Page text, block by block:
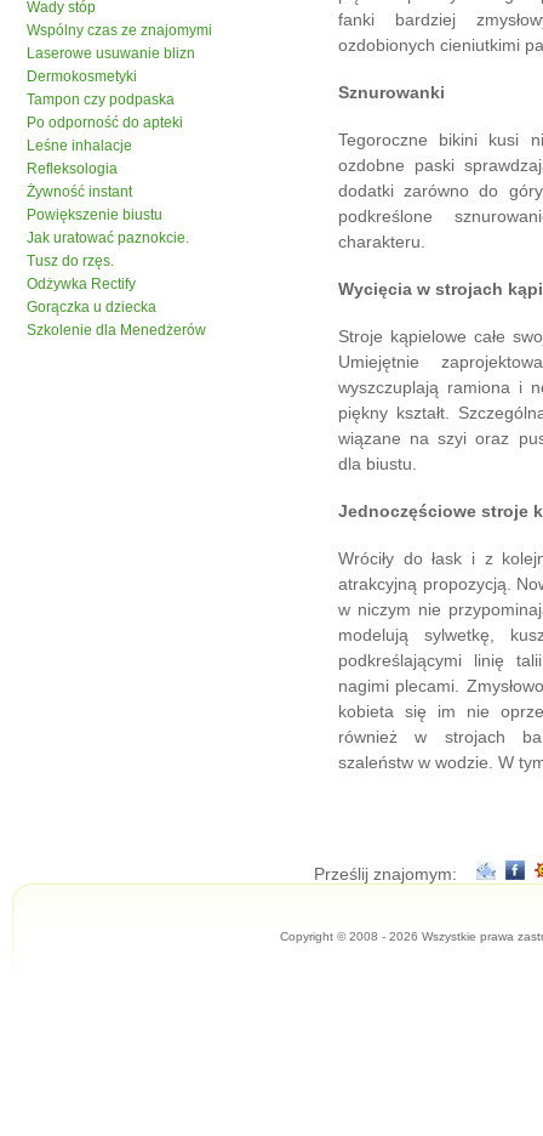
Wady stóp
Wspólny czas ze znajomymi
Laserowe usuwanie blizn
Dermokosmetyki
Tampon czy podpaska
Po odporność do apteki
Leśne inhalacje
Refleksologia
Żywność instant
Powiększenie biustu
Jak uratować paznokcie.
Tusz do rzęs.
Odżywka Rectify
Gorączka u dziecka
Szkolenie dla Menedżerów
fanki bardziej
ozdobionych cieniutkimi
Sznurowanki
Tegoroczne bikini kusi
ozdobne paski
dodatki zarówno do
podkreślone
charakteru.
Wycięcia w strojach
Stroje kąpielowe całe
Umiejętnie
wyszczuplają ramiona i
piękny kształt.
wiązane na szyi oraz
dla biustu.
Jednoczęściowe stroje
Wróciły do łask i z
atrakcyjną propozycją.
w niczym nie
modelują sylwetkę,
podkreślającymi linię
nagimi plecami.
kobieta się im nie
również w strojach
szaleństw w wodzie. W
Prześlij znajomym:
Copyright © 2008 - 2026 Wszystkie prawa